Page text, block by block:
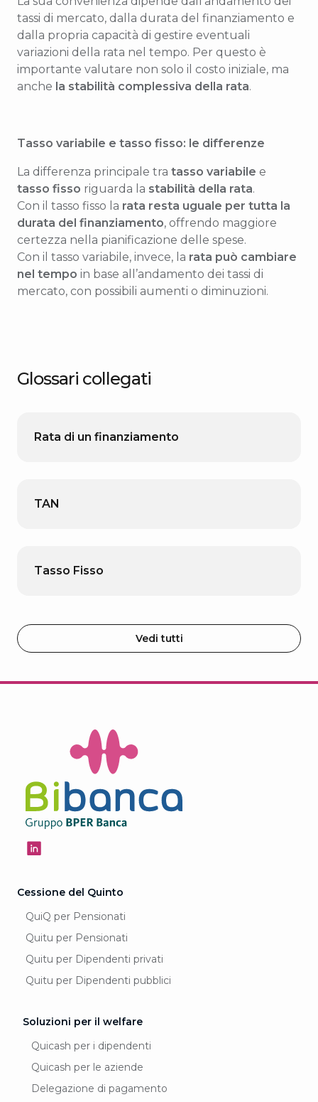
tassi di mercato, dalla durata del finanziamento e
dalla propria capacità di gestire eventuali
variazioni della rata nel tempo. Per questo è
importante valutare non solo il costo iniziale, ma
anche la stabilità complessiva della rata.
Tasso variabile e tasso fisso: le differenze
La differenza principale tra tasso variabile e
tasso fisso riguarda la stabilità della rata.
Con il tasso fisso la rata resta uguale per tutta la
durata del finanziamento, offrendo maggiore
certezza nella pianificazione delle spese.
Con il tasso variabile, invece, la rata può cambiare
nel tempo in base all’andamento dei tassi di
mercato, con possibili aumenti o diminuzioni.
Glossari collegati
Rata di un finanziamento
TAN
Tasso Fisso
Vedi tutti
Cessione del Quinto
QuiQ per Pensionati
Quitu per Pensionati
Quitu per Dipendenti privati
Quitu per Dipendenti pubblici
Soluzioni per il welfare
Quicash per i dipendenti
Quicash per le aziende
Delegazione di pagamento